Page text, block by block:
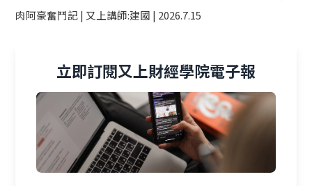
肉阿豪奮鬥記 | 又上講師:建國 | 2026.7.15
立即訂閱又上財經學院電子報